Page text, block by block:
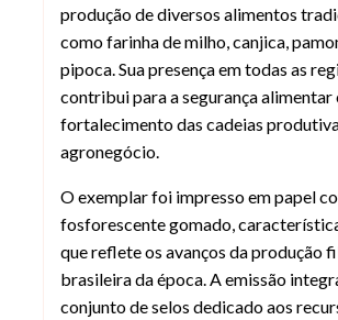
produção de diversos alimentos
como farinha de milho, canjica,
pipoca. Sua presença em todas as
contribui para a segurança alimentar
fortalecimento das cadeias
agronegócio.
O exemplar foi impresso em papel
fosforescente gomado,
que reflete os avanços da produção
brasileira da época. A emissão
conjunto de selos dedicado aos